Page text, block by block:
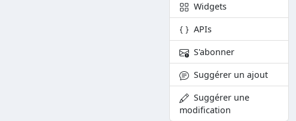
Widgets
APIs
S'abonner
Suggérer un ajout
Suggérer une
modification